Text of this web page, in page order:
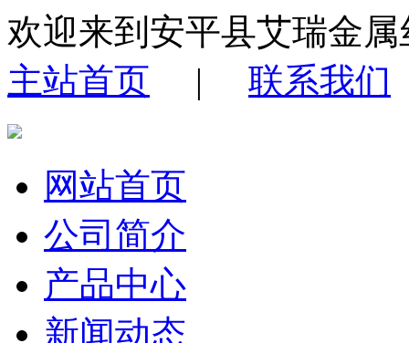
欢迎来到安平县艾瑞金
主站首页 | 联系我们
网站首页
公司简介
产品中心
新闻动态